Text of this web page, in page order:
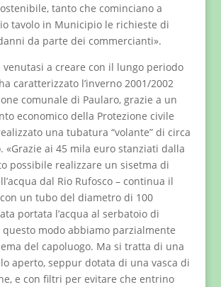
tanto che cominciano a
tavolo in Municipio le richieste di
da parte dei commercianti».
venutasi a creare con il lungo periodo
caratterizzato l’inverno 2001/2002
comunale di Paularo, grazie a un
economico della Protezione civile
una tubatura “volante” di circa
«Grazie ai 45 mila euro stanziati dalla
possibile realizzare un sisetma di
dal Rio Rufosco – continua il
un tubo del diametro di 100
portata l’acqua al serbatoio di
modo abbiamo parzialmente
del capoluogo. Ma si tratta di una
aperto, seppur dotata di una vasca di
e con filtri per evitare che entrino